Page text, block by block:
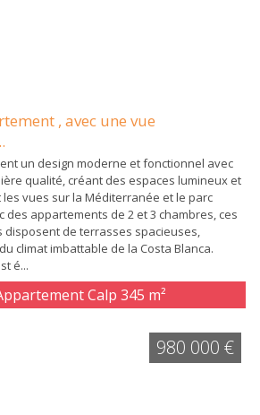
, avec une vue
un design moderne et fonctionnel avec
qualité, créant des espaces lumineux et
vues sur la Méditerranée et le parc
des appartements de 2 et 3 chambres, ces
disposent de terrasses spacieuses,
climat imbattable de la Costa Blanca.
é...
Calp 345 m²
980 000 €